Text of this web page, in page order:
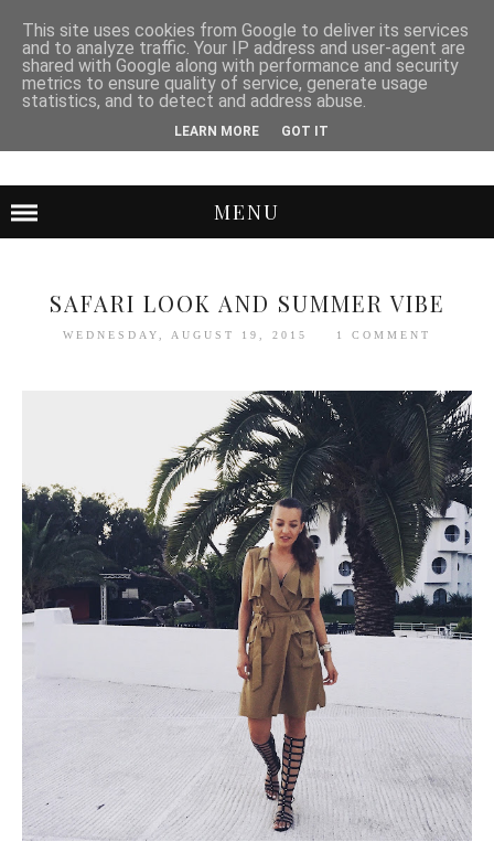
MENU
SAFARI LOOK AND SUMMER VIBE
WEDNESDAY, AUGUST 19, 2015 1 COMMENT
This site uses cookies from Google to deliver its services
and to analyze traffic. Your IP address and user-agent are
shared with Google along with performance and security
metrics to ensure quality of service, generate usage
statistics, and to detect and address abuse.
LEARN MORE GOT IT